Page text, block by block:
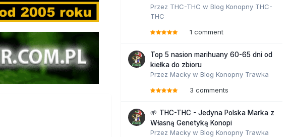
Przez THC-THC w Blog Konopny THC-
THC
1 comment
Top 5 nasion marihuany 60-65 dni od
kiełka do zbioru
Przez Macky w Blog Konopny Trawka
3 comments
🌱 THC-THC - Jedyna Polska Marka z
Własną Genetyką Konopi
Przez Macky w Blog Konopny Trawka